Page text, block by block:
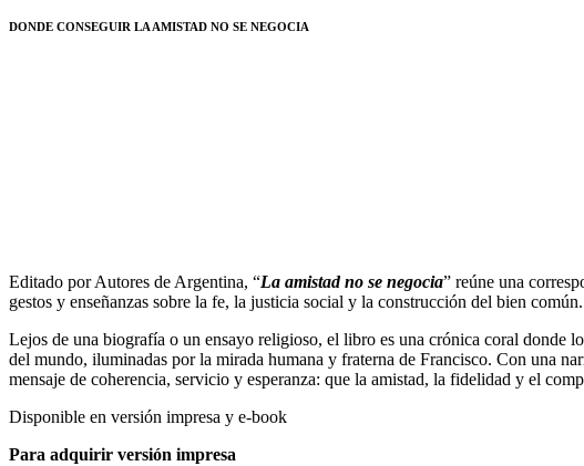
DONDE CONSEGUIR LA AMISTAD NO SE NEGOCIA
Editado por Autores de Argentina, “La amistad no se negocia” reúne una
gestos y enseñanzas sobre la fe, la justicia social y la construcción del bien común.
Lejos de una biografía o un ensayo religioso, el libro es una crónica coral donde
del mundo, iluminadas por la mirada humana y fraterna de Francisco. Con una
mensaje de coherencia, servicio y esperanza: que la amistad, la fidelidad y el
Disponible en versión impresa y e-book
Para adquirir versión impresa